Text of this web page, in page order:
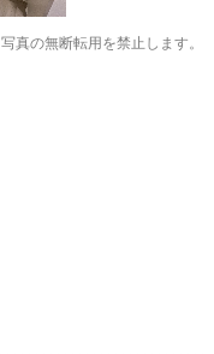
写真の無断転用を禁止します。